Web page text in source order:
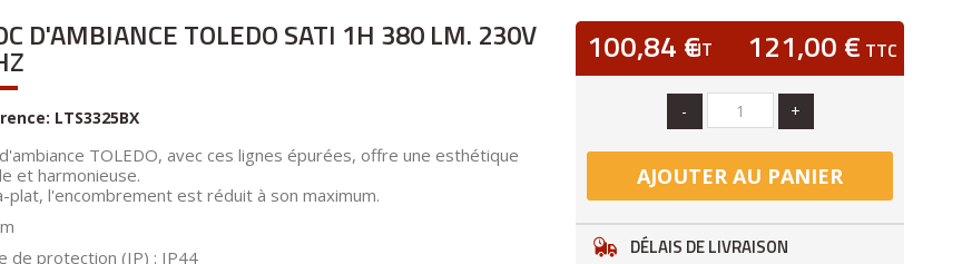
D'AMBIANCE TOLEDO SATI 1H 380 LM. 230V
LTS3325BX
TOLEDO, avec ces lignes épurées, offre une esthétique
et harmonieuse.
plat, l'encombrement est réduit à son maximum.
de protection (IP) : IP44
100,84 €HT 121,00 € TTC
- +
AJOUTER AU PANIER
DÉLAIS DE LIVRAISON